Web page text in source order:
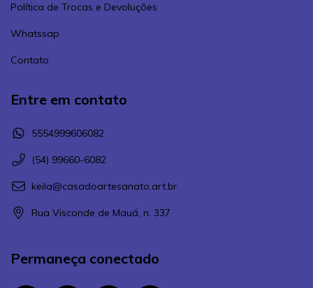
Política de Trocas e Devoluções
Whatssap
Contato
Entre em contato
5554999606082
(54) 99660-6082
keila@casadoartesanato.art.br
Rua Visconde de Mauá, n. 337
Permaneça conectado